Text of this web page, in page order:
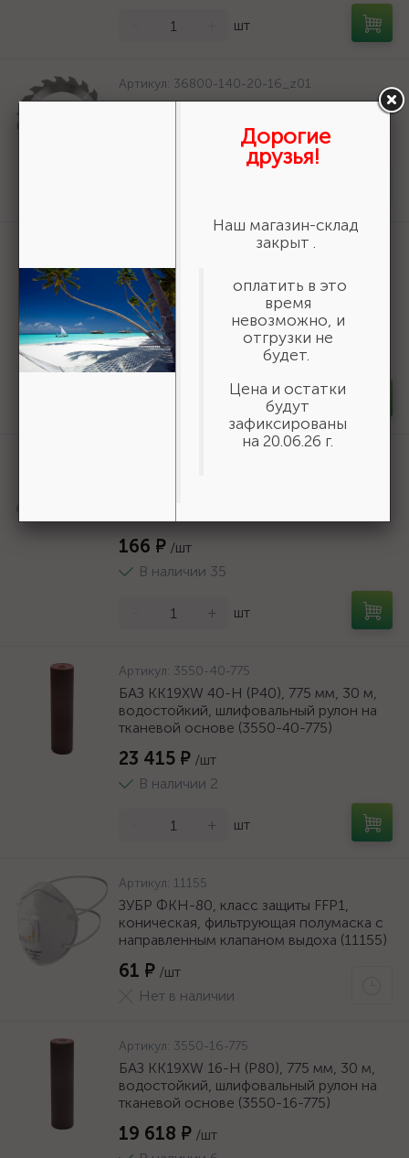
шт
Артикул: 36800-140-20-16_z01
URAGAN Fast 140x20/16мм 16Т, диск
БАЗ KK19XW 16-H (Р80), 775 мм, 30 м,
водостойкий, шлифовальный рулон на
тканевой основе (3550-16-775)
19 618 ₽
В наличии 6
шт
166 ₽ /шт
В наличии 35
+ шт
Артикул: 3550-40-775
БАЗ KK19XW 40-H (Р40), 775 мм, 30 м,
водостойкий, шлифовальный рулон на
тканевой основе (3550-40-775)
23 415 ₽ /шт
В наличии 2
+ шт
Артикул: 11155
ЗУБР ФКН-80, класс защиты FFP1,
коническая, фильтрующая полумаска с
направленным клапаном выдоха (11155)
61 ₽ /шт
Нет в наличии
Артикул: 3550-16-775
БАЗ KK19XW 16-H (Р80), 775 мм, 30 м,
водостойкий, шлифовальный рулон на
тканевой основе (3550-16-775)
19 618 ₽ /шт
Дорогие
друзья!
Наш магазин-склад
закрыт .
оплатить в это
время
невозможно, и
отгрузки не
будет.
Цена и остатки
будут
зафиксированы
на 20.06.26 г.